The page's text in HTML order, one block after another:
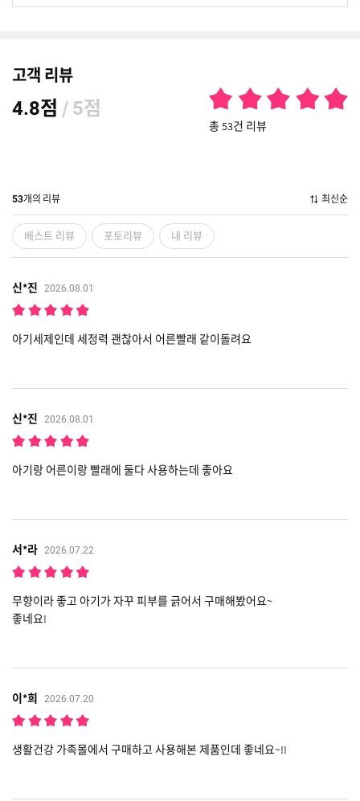
고객 리뷰
4.8점 / 5점
총 53건 리뷰
53개의 리뷰 최신순
베스트 리뷰 포토리뷰 내 리뷰
신*진 2026.08.01
아기세제인데 세정력 괜찮아서 어른빨래 같이돌려요
신*진 2026.08.01
아기랑 어른이랑 빨래에 둘다 사용하는데 좋아요
서*라 2026.07.22
무향이라 좋고 아기가 자꾸 피부를 긁어서 구매해봤어요~
좋네요!
이*희 2026.07.20
생활건강 가족몰에서 구매하고 사용해본 제품인데 좋네요~!!